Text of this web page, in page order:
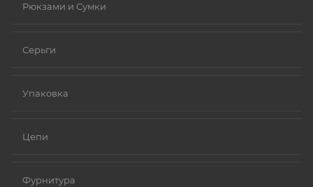
Рюкзами и Сумки
Серьги
Упаковка
Цепи
Фурнитура